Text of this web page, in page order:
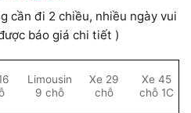
cần đi 2 chiều, nhiều ngày vui
báo giá chi tiết )
Limousin
9 chỗ
Xe 29
chỗ
Xe 45
chỗ 1C